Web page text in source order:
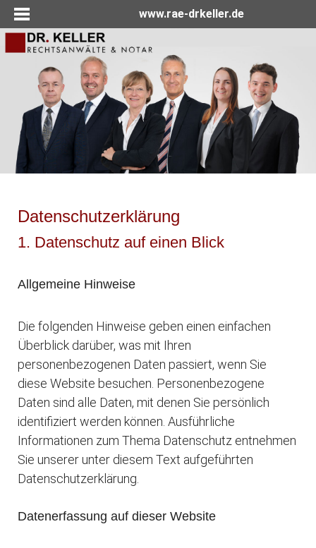
www.rae-drkeller.de
Datenschutzerklärung
1. Datenschutz auf einen Blick
Allgemeine Hinweise
Die folgenden Hinweise geben einen einfachen
Überblick darüber, was mit Ihren
personenbezogenen Daten passiert, wenn Sie
diese Website besuchen. Personenbezogene
Daten sind alle Daten, mit denen Sie persönlich
identifiziert werden können. Ausführliche
Informationen zum Thema Datenschutz entnehmen
Sie unserer unter diesem Text aufgeführten
Datenschutzerklärung.
Datenerfassung auf dieser Website